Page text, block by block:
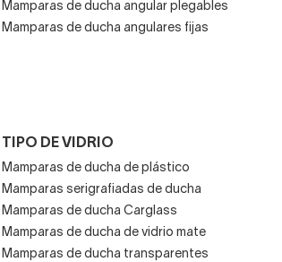
Mamparas de ducha angular plegables
Mamparas de ducha angulares fijas
TIPO DE VIDRIO
Mamparas de ducha de plástico
Mamparas serigrafiadas de ducha
Mamparas de ducha Carglass
Mamparas de ducha de vidrio mate
Mamparas de ducha transparentes